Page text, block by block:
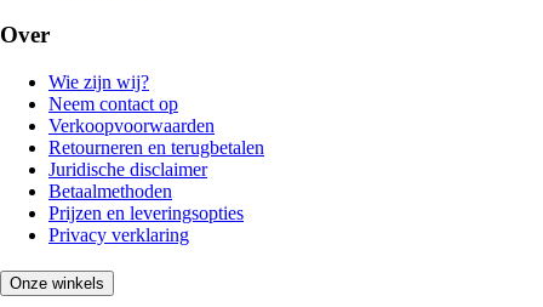
Over
Wie zijn wij?
Neem contact op
Verkoopvoorwaarden
Retourneren en terugbetalen
Juridische disclaimer
Betaalmethoden
Prijzen en leveringsopties
Privacy verklaring
Onze winkels